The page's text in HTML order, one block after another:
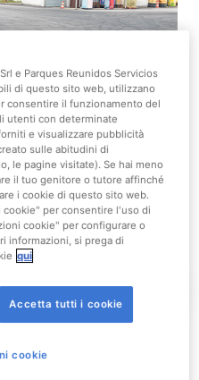
The Walking Dead
e Parques Reunidos Servicios
di questo sito web, utilizzano
consentire il funzionamento del
utenti con determinate
e visualizzare pubblicità
sulle abitudini di
le pagine visitate). Se hai meno
il tuo genitore o tutore affinché
i cookie di questo sito web.
per consentire l'uso di
cookie" per configurare o
informazioni, si prega di
qui
Accetta tutti i cookie
cookie